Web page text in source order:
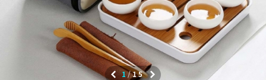
1/15